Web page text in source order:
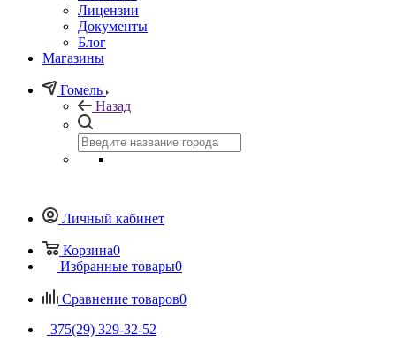
Лицензии
Документы
Блог
Магазины
Гомель
Назад
Личный кабинет
Корзина0
Избранные товары0
Сравнение товаров0
375(29) 329-32-52